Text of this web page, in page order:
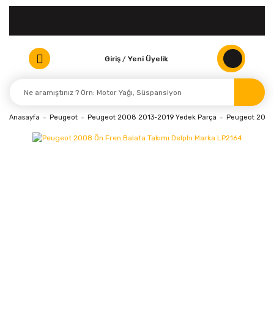
Giriş / Yeni Üyelik
Anasayfa Peugeot Peugeot 2008 2013-2019 Yedek Parça Peugeot